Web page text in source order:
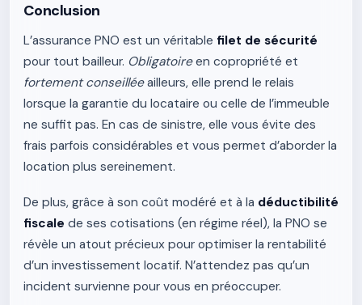
Conclusion
L’assurance PNO est un véritable filet de sécurité
pour tout bailleur. Obligatoireen copropriété et
fortement conseilléeailleurs, elle prend le relais
lorsque la garantie du locataire ou celle de l’immeuble
ne suffit pas. En cas de sinistre, elle vous évite des
frais parfois considérables et vous permet d’aborder la
location plus sereinement.
De plus, grâce à son coût modéré et à la déductibilité
fiscale de ses cotisations (en régime réel), la PNO se
révèle un atout précieux pour optimiser la rentabilité
d’un investissement locatif. N’attendez pas qu’un
incident survienne pour vous en préoccuper.